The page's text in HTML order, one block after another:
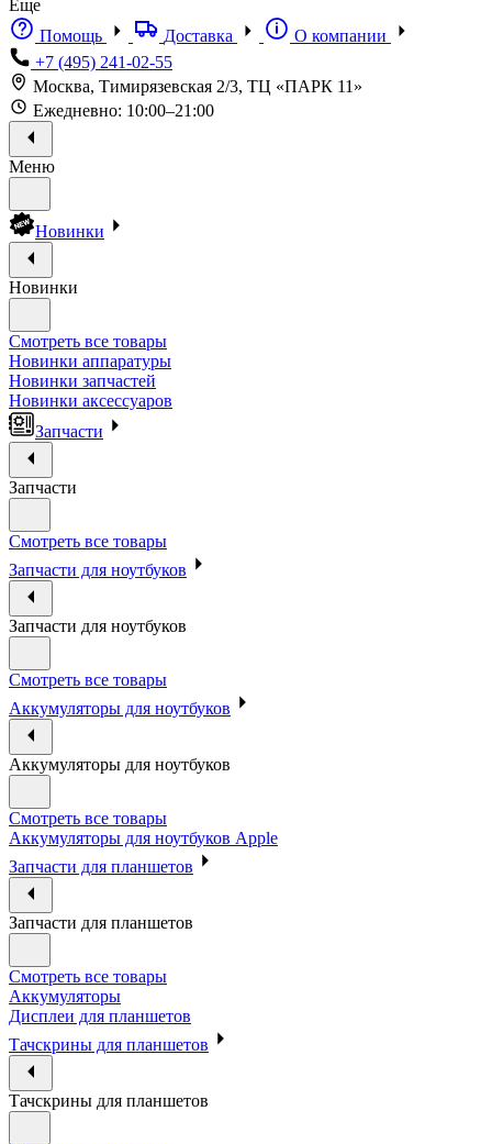
Еще
Помощь
Доставка
О компании
+7 (495) 241-02-55
Москва, Тимирязевская 2/3, ТЦ «ПАРК 11»
Ежедневно: 10:00–21:00
Меню
Новинки
Новинки
Смотреть все товары
Новинки аппаратуры
Новинки запчастей
Новинки аксессуаров
Запчасти
Запчасти
Смотреть все товары
Запчасти для ноутбуков
Запчасти для ноутбуков
Смотреть все товары
Аккумуляторы для ноутбуков
Аккумуляторы для ноутбуков
Смотреть все товары
Аккумуляторы для ноутбуков Apple
Запчасти для планшетов
Запчасти для планшетов
Смотреть все товары
Аккумуляторы
Дисплеи для планшетов
Тачскрины для планшетов
Тачскрины для планшетов